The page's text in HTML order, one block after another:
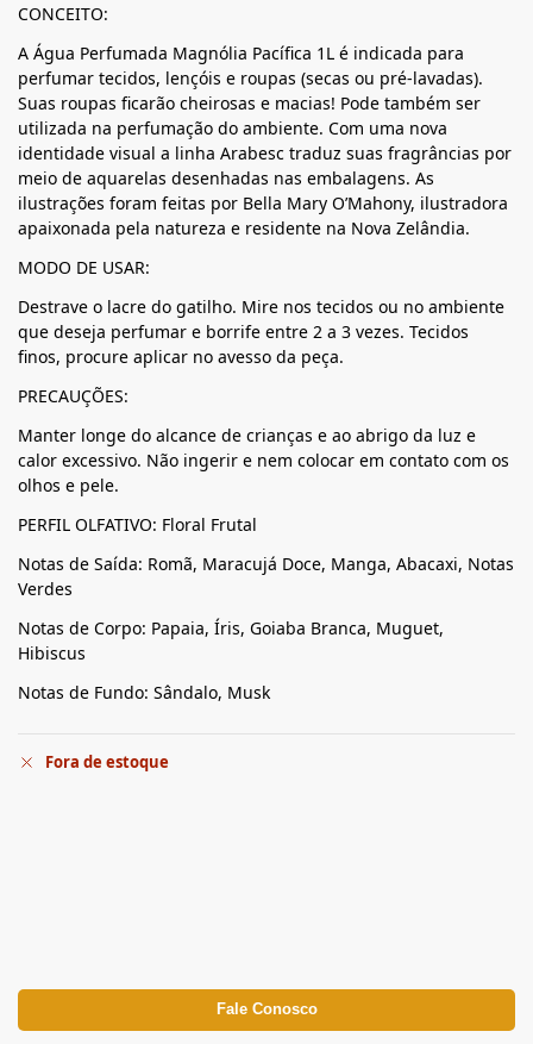
CONCEITO:
A Água Perfumada Magnólia Pacífica 1L é indicada para
perfumar tecidos, lençóis e roupas (secas ou pré-lavadas).
Suas roupas ficarão cheirosas e macias! Pode também ser
utilizada na perfumação do ambiente. Com uma nova
identidade visual a linha Arabesc traduz suas fragrâncias por
meio de aquarelas desenhadas nas embalagens. As
ilustrações foram feitas por Bella Mary O’Mahony, ilustradora
apaixonada pela natureza e residente na Nova Zelândia.
MODO DE USAR:
Destrave o lacre do gatilho. Mire nos tecidos ou no ambiente
que deseja perfumar e borrife entre 2 a 3 vezes. Tecidos
finos, procure aplicar no avesso da peça.
PRECAUÇÕES:
Manter longe do alcance de crianças e ao abrigo da luz e
calor excessivo. Não ingerir e nem colocar em contato com os
olhos e pele.
PERFIL OLFATIVO: Floral Frutal
Notas de Saída: Romã, Maracujá Doce, Manga, Abacaxi, Notas
Verdes
Notas de Corpo: Papaia, Íris, Goiaba Branca, Muguet,
Hibiscus
Notas de Fundo: Sândalo, Musk
Fora de estoque
Fale Conosco